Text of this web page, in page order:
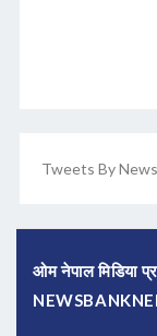
Tweets By
ओम नेपाल मिडिया